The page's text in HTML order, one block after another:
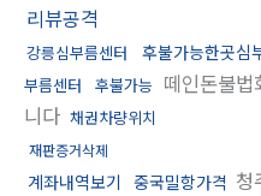
리뷰공격
강릉심부름센터 후불가능한곳심
부름센터
후불가능 떼인돈불법
니다 채권차량위치
재판증거삭제
계좌내역보기 중국밀항가격 청